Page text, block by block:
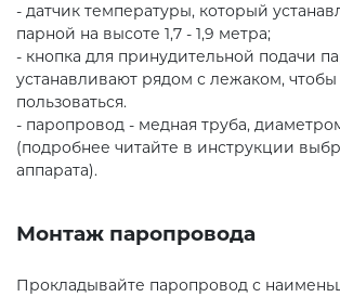
- датчик температуры, который
парной на высоте 1,7 - 1,9 метра;
- кнопка для принудительной подачи
устанавливают рядом с лежаком,
пользоваться.
- паропровод - медная труба,
(подробнее читайте в инструкции
аппарата).
Монтаж паропровода
Прокладывайте паропровод с